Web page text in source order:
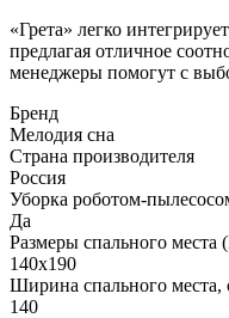
«Грета» легко
предлагая отличное
менеджеры помогут с
Бренд
Мелодия сна
Страна производителя
Россия
Уборка роботом-
Да
Размеры спального
140х190
Ширина спального места,
140